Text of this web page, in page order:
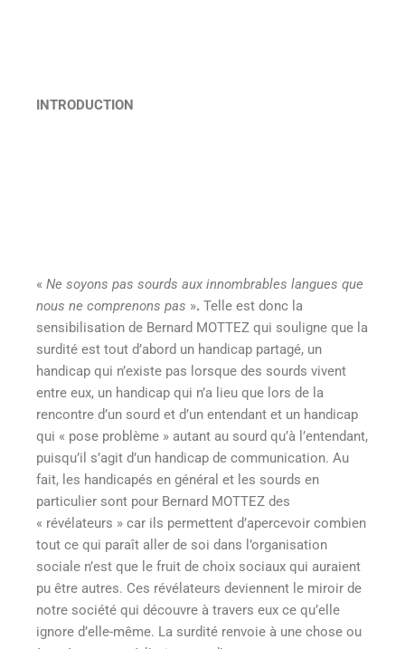
INTRODUCTION
« Ne soyons pas sourds aux innombrables langues que
nous ne comprenons pas ». Telle est donc la
sensibilisation de Bernard MOTTEZ qui souligne que la
surdité est tout d’abord un handicap partagé, un
handicap qui n’existe pas lorsque des sourds vivent
entre eux, un handicap qui n’a lieu que lors de la
rencontre d’un sourd et d’un entendant et un handicap
qui « pose problème » autant au sourd qu’à l’entendant,
puisqu’il s’agit d’un handicap de communication. Au
fait, les handicapés en général et les sourds en
particulier sont pour Bernard MOTTEZ des
« révélateurs » car ils permettent d’apercevoir combien
tout ce qui paraît aller de soi dans l’organisation
sociale n’est que le fruit de choix sociaux qui auraient
pu être autres. Ces révélateurs deviennent le miroir de
notre société qui découvre à travers eux ce qu’elle
ignore d’elle-même. La surdité renvoie à une chose ou